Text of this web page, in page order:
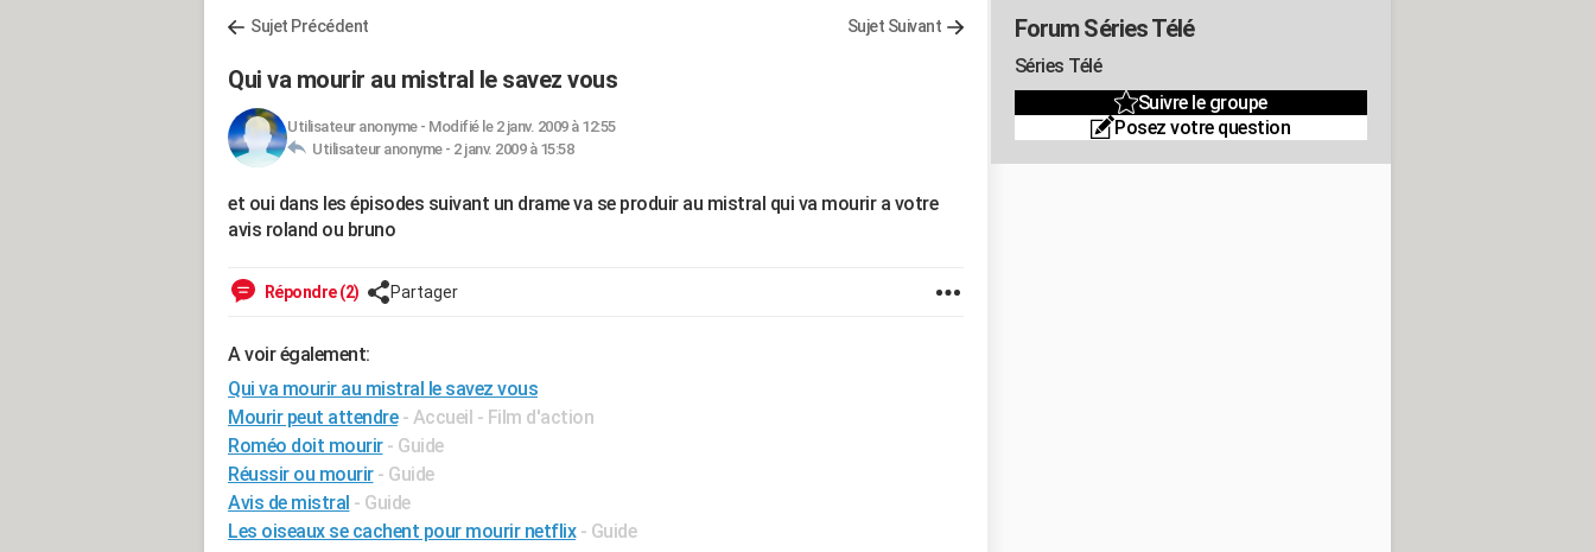
Sujet Précédent Sujet Suivant
Qui va mourir au mistral le savez vous
Utilisateur anonyme- Modifié le 2 janv. 2009 à 12:55
Utilisateur anonyme - 2 janv. 2009 à 15:58
et oui dans les épisodes suivant un drame va se produir au mistral qui va mourir a votre
avis roland ou bruno
Répondre (2) Partager
A voir également:
Qui va mourir au mistral le savez vous
Mourir peut attendre - Accueil - Film d'action
Roméo doit mourir - Guide
Réussir ou mourir - Guide
Avis de mistral - Guide
Les oiseaux se cachent pour mourir netflix - Guide
Forum Séries Télé
Séries Télé
Suivre le groupe
Posez votre question